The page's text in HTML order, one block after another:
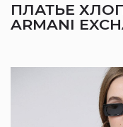
ПЛАТЬЕ
ARMANI